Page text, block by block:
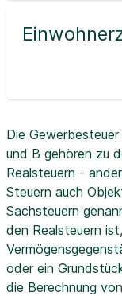
Die
und B gehören zu
Realsteuern -
Steuern auch
Sachsteuern
den Realsteuern
oder ein
die Berechnung